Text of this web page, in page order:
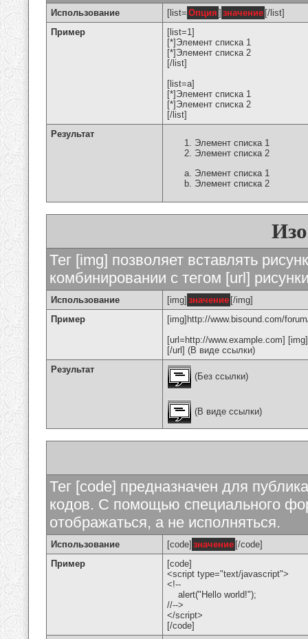
Использование [list= Опция ] значение [/list]
Пример
[list=1]
[*]Элемент списка 1
[*]Элемент списка 2
[/list]
[list=a]
[*]Элемент списка 1
[*]Элемент списка 2
[/list]
Результат
Элемент списка 1
Элемент списка 2
Элемент списка 1
Элемент списка 2
Тег [img] позволяет вставлять
комбинировании с тегом [url]
Использование [img] значение [/img]
Пример
[img]http://www.bisound.com/
[url=http://www.example.com]
[/url] (В виде ссылки)
Результат
(Без ссылки)
(В виде ссылки)
Тег [code] предназначен для
кодов. С помощью специального
отображаться, а не исполняться.
Использование [code] значение [/code]
Пример
[code]
<script type="text/javascript">
<!--
alert("Hello world!");
//-->
</script>
[/code]